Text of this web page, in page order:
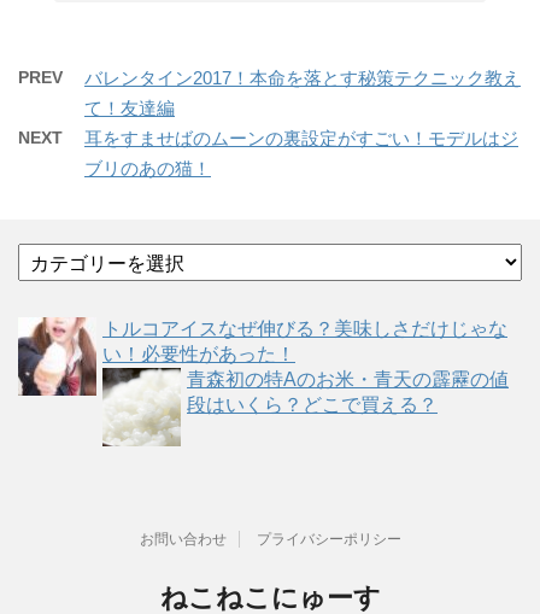
PREV
バレンタイン2017！本命を落とす秘策テクニック教え
て！友達編
NEXT
耳をすませばのムーンの裏設定がすごい！モデルはジ
ブリのあの猫！
テ
リ
ー
トルコアイスなぜ伸びる？美味しさだけじゃな
い！必要性があった！
青森初の特Aのお米・青天の霹靂の値
段はいくら？どこで買える？
お問い合わせ プライバシーポリシー
ねこねこにゅーす